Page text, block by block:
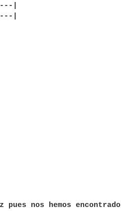
|
|
nos hemos encontrado